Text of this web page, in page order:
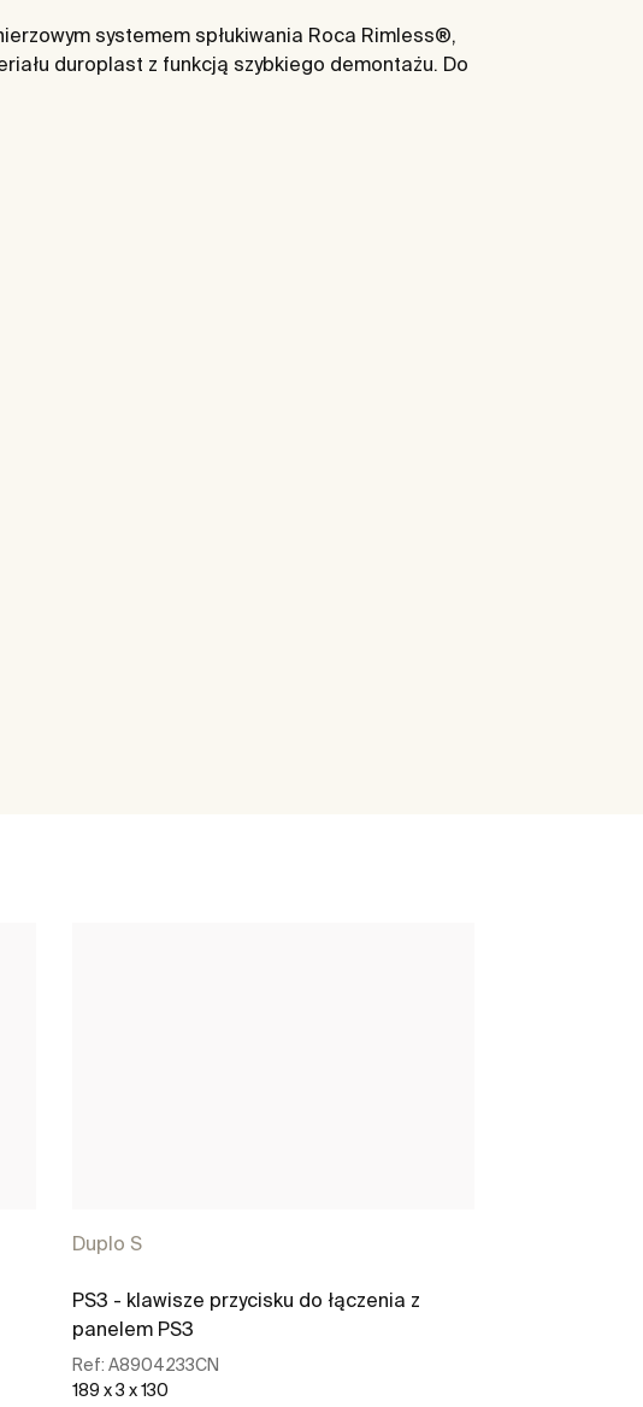
systemem spłukiwania Roca Rimless®,
duroplast z funkcją szybkiego demontażu. Do
Duplo S
PS3 - klawisze przycisku do łączenia z
panelem PS3
Ref: A8904233CN
189 x 3 x 130